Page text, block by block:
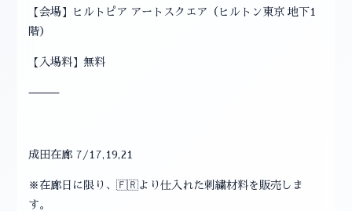
【会場】ヒルトピア アートスクエア（ヒルトン東京 地下1
階）
【入場料】無料
⸻
成田在廊 7/17,19,21
※在廊日に限り、🇫🇷より仕入れた刺繍材料を販売しま
す。